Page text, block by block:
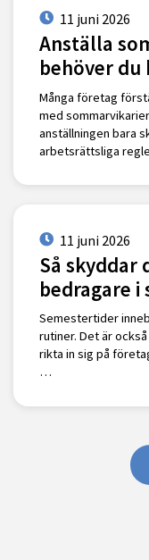
11 juni 2026
Anställa
behöver du
Många företag
med
anställningen bara
arbetsrättsliga
11 juni 2026
Så skyddar
bedragare i
Semestertider
rutiner. Det är
rikta in sig på
…